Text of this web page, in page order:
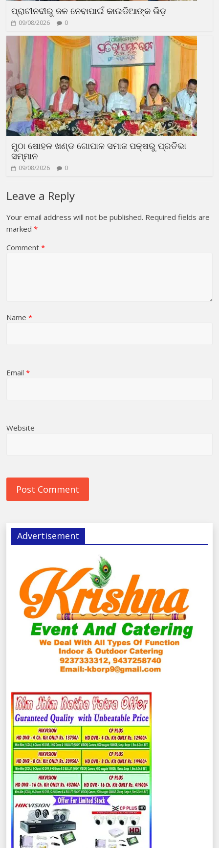
ପ୍ରାଚୀନଦୀରୁ ଜଳ ନେବାପାଇଁ କାଉଡିଆଙ୍କ ଭିଡ଼
09/08/2026 0
ମୁଠା ଷୋହଳ ଖଣ୍ଡ ଗୋପାଳ ସମାଜ ପକ୍ଷରୁ ପ୍ରତିଭା
ସମ୍ମାନ
09/08/2026 0
Leave a Reply
Your email address will not be published. Required fields are
marked*
Comment*
Name*
Email*
Website
Advertisement